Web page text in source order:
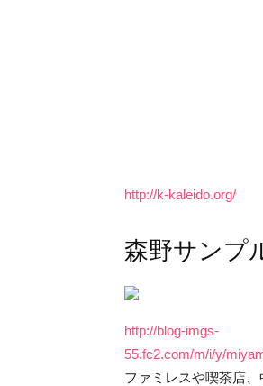
http://k-kaleido.org/
森野サンプ
http://blog-imgs-
55.fc2.com/m/i/y/
ファミレスや喫茶店